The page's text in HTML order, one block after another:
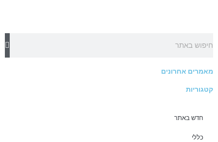
מאמרים אחרונים
קטגוריות
חדש באתר
כללי